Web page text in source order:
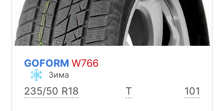
GOFORM W766
Зима
235/50 R18 T 101